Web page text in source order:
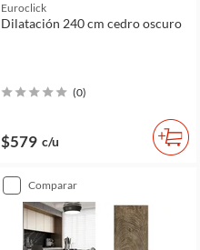
Euroclick
Dilatación 240 cm cedro oscuro
(0)
$579 c/u
comparar